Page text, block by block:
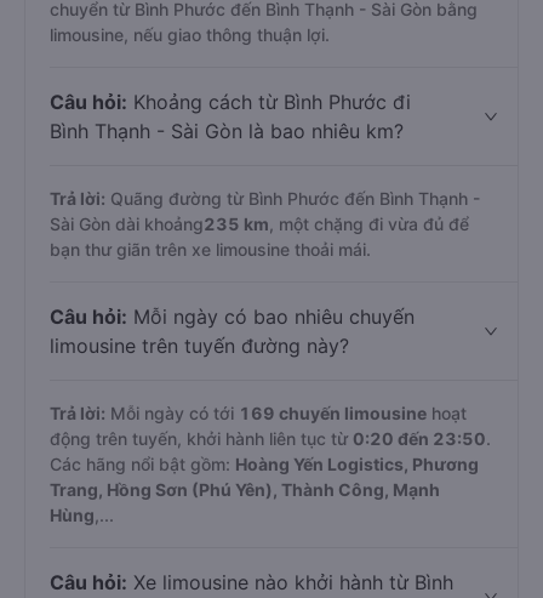
chuyển từ Bình Phước đến Bình Thạnh - Sài Gòn bằng
limousine, nếu giao thông thuận lợi.
Câu hỏi: Khoảng cách từ Bình Phước đi
Bình Thạnh - Sài Gòn là bao nhiêu km?
Trả lời: Quãng đường từ Bình Phước đến Bình Thạnh -
Sài Gòn dài khoảng235 km , một chặng đi vừa đủ để
bạn thư giãn trên xe limousine thoải mái.
Câu hỏi: Mỗi ngày có bao nhiêu chuyến
limousine trên tuyến đường này?
Trả lời: Mỗi ngày có tới 169 chuyến limousine hoạt
động trên tuyến, khởi hành liên tục từ 0:20 đến 23:50.
Các hãng nổi bật gồm: Hoàng Yến Logistics, Phương
Trang, Hồng Sơn (Phú Yên), Thành Công, Mạnh
Hùng ,...
Câu hỏi: Xe limousine nào khởi hành từ Bình